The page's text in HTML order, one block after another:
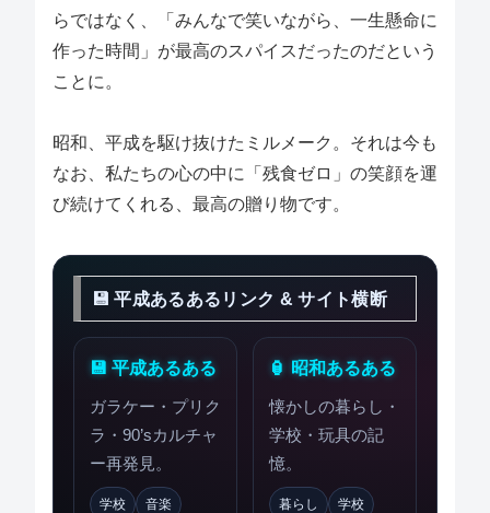
らではなく、「みんなで笑いながら、一生懸命に
作った時間」が最高のスパイスだったのだという
ことに。
昭和、平成を駆け抜けたミルメーク。それは今も
なお、私たちの心の中に「残食ゼロ」の笑顔を運
び続けてくれる、最高の贈り物です。
💾 平成あるあるリンク & サイト横断
💾 平成あるある
ガラケー・プリク
ラ・90’sカルチャ
ー再発見。
学校 音楽
🏮 昭和あるある
懐かしの暮らし・
学校・玩具の記
憶。
暮らし 学校